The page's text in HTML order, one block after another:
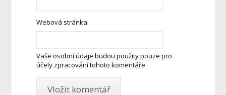
Webová stránka
Vaše osobní údaje budou použity pouze pro
účely zpracování tohoto komentáře.